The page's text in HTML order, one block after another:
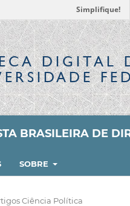
Simplifique!
DIGITAL
BRASILEIRA DE
SOBRE
Ciência Política